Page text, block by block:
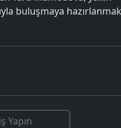
buluşmaya
Yapın